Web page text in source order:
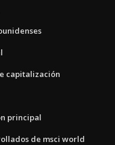
capitalización
principal
de msci world